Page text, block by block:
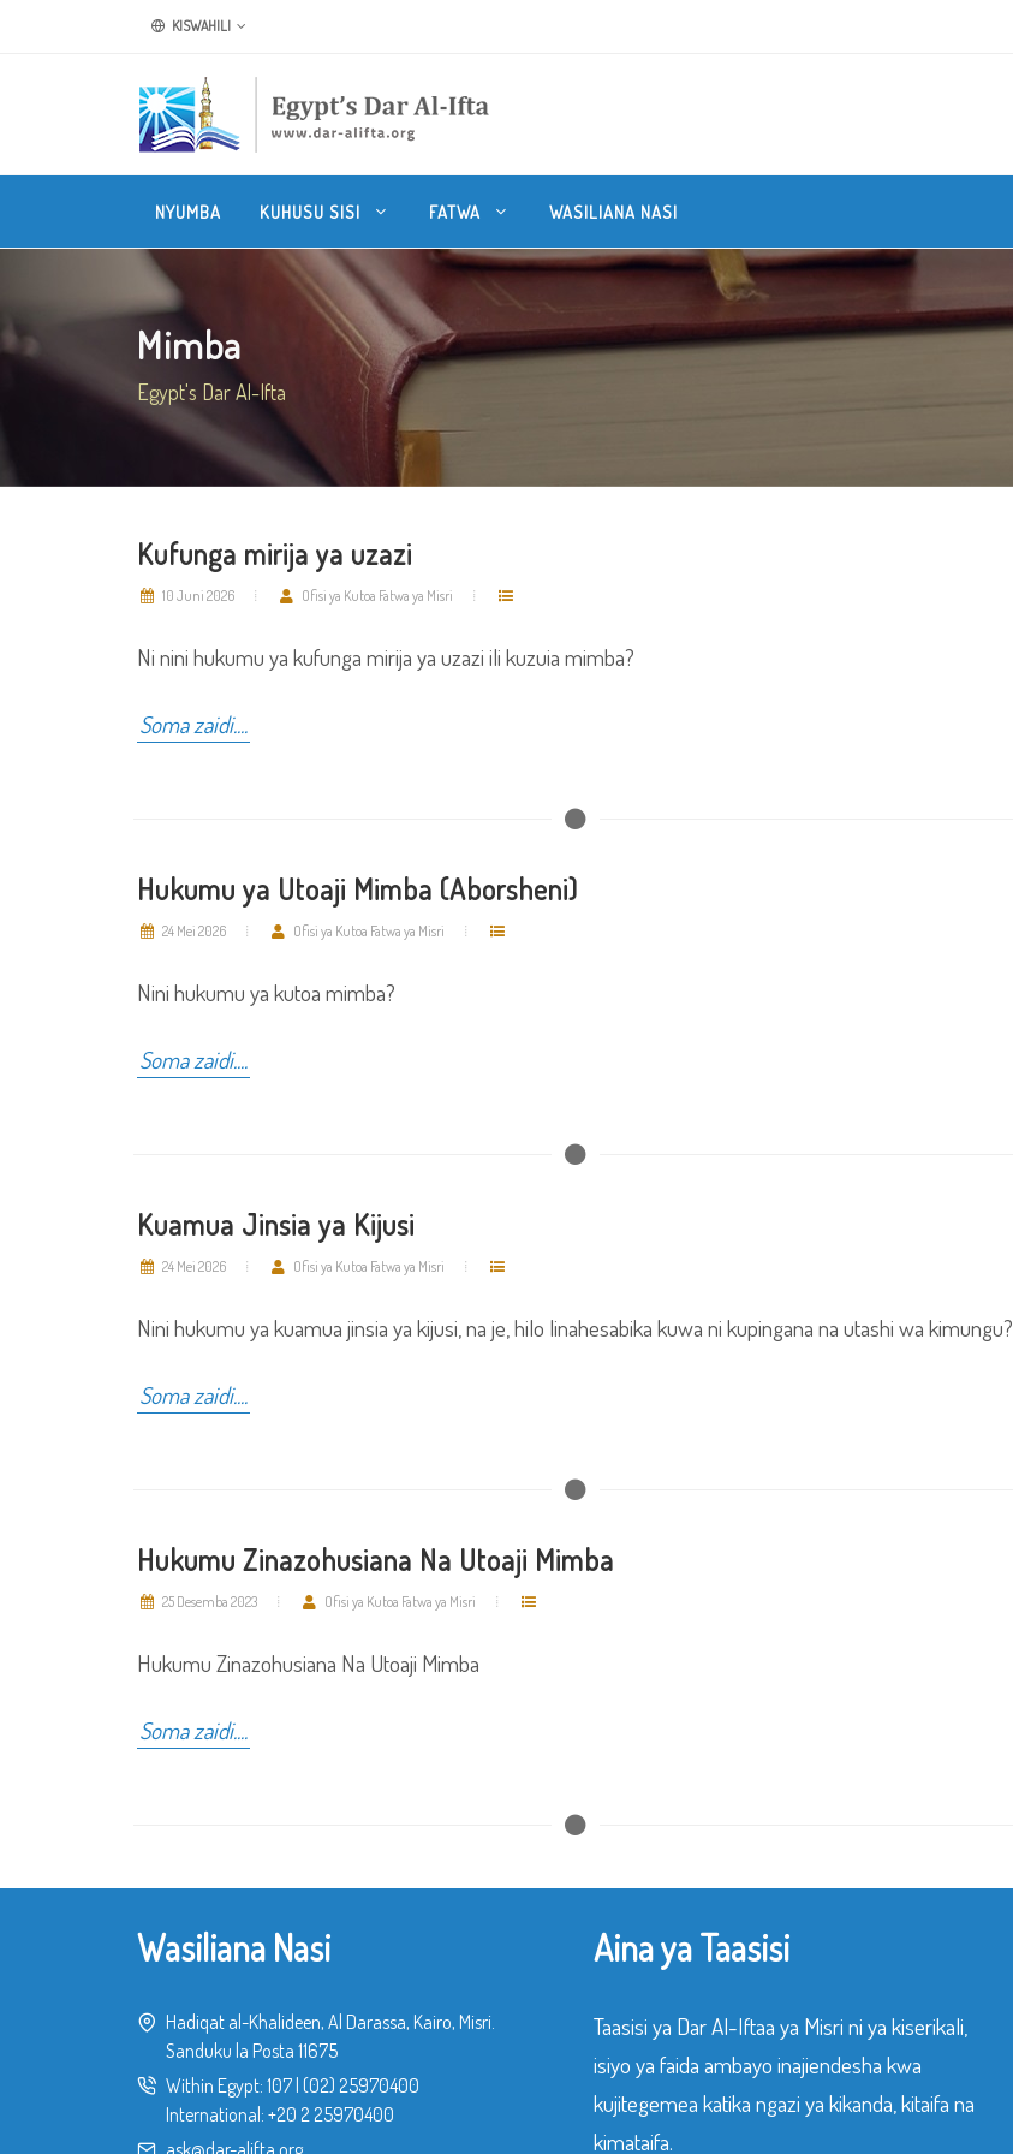
KISWAHILI
NYUMBA KUHUSU SISI FATWA WASILIANA NASI
Mimba
Egypt's Dar Al-Ifta
Kufunga mirija ya uzazi
10 Juni 2026 Ofisi ya Kutoa Fatwa ya Misri
Ni nini hukumu ya kufunga mirija ya uzazi ili kuzuia mimba?
Soma zaidi....
Hukumu ya Utoaji Mimba (Aborsheni)
24 Mei 2026 Ofisi ya Kutoa Fatwa ya Misri
Nini hukumu ya kutoa mimba?
Soma zaidi....
Kuamua Jinsia ya Kijusi
24 Mei 2026 Ofisi ya Kutoa Fatwa ya Misri
Nini hukumu ya kuamua jinsia ya kijusi, na je, hilo linahesabika kuwa ni kupingana na utashi wa kimungu?
Soma zaidi....
Hukumu Zinazohusiana Na Utoaji Mimba
25 Desemba 2023 Ofisi ya Kutoa Fatwa ya Misri
Hukumu Zinazohusiana Na Utoaji Mimba
Soma zaidi....
Wasiliana Nasi
Hadiqat al-Khalideen, Al Darassa, Kairo, Misri.
Sanduku la Posta 11675
Within Egypt: 107 (02) 25970400
International: +20 2 25970400
ask@dar-alifta.org
Aina ya Taasisi
Taasisi ya Dar Al-Iftaa ya Misri ni ya kiserikali,
isiyo ya faida ambayo inajiendesha kwa
kujitegemea katika ngazi ya kikanda, kitaifa na
kimataifa.